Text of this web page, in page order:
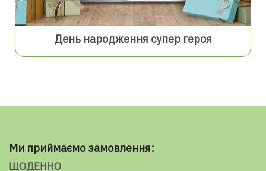
День народження супер героя
Ми приймаємо замовлення:
ЩОДЕННО